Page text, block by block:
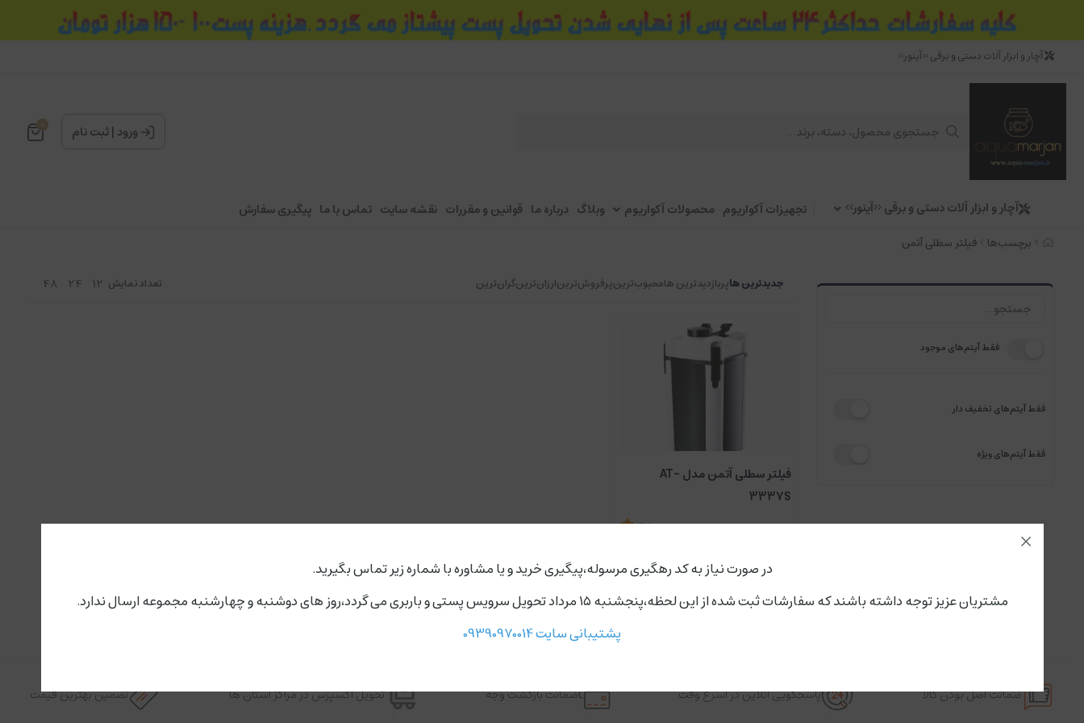
آچار و ابزار آلات دستی و برقی <<آینور>>
ورود |ثبت نام 0
آچار و ابزار آلات دستی و برقی <<آینور>> تجهیزات آکواریوم محصولات آکواریوم وبلاگ درباره ما قوانین و مقررات نقشه سایت تماس با ما پیگیری سفارش
برچسب‌ها فیلتر سطلی آتمن
فقط آیتم‌های موجود
فقط آیتم‌های تخفیف دار
فقط آیتم‌های ویژه
جدیدترین هاپربازدیدترین هامحبوب‌‌ترینپرفروش‌ترینارزان‌ترینگران‌ترین تعداد نمایش 12
24
48
فیلتر سطلی آتمن مدل AT-
3337S
3.5
ضمانت اصل بودن کالا پاسخگویی آنلاین در اسرع وقت ضمانت بازگشت وجه تحویل اکسپرس در مراکز استان ها تضمین بهترین قیمت
در صورت نیاز به کد رهگیری مرسوله،پیگیری خرید و یا مشاوره با شماره زیر تماس بگیرید.
مشتریان عزیز توجه داشته باشند که سفارشات ثبت شده از این لحظه،پنجشنبه ۱۵ مرداد تحویل سرویس پستی و باربری می گردد،روز های دوشنبه و چهارشنبه مجموعه ارسال ندارد.
پشتیبانی سایت 09390970014